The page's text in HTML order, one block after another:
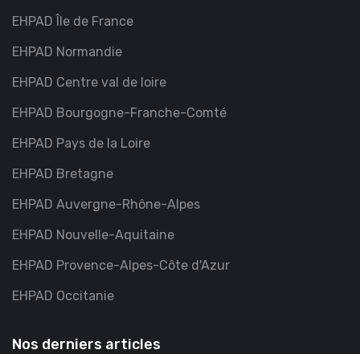
EHPAD Île de France
EHPAD Normandie
EHPAD Centre val de loire
EHPAD Bourgogne-Franche-Comté
EHPAD Pays de la Loire
EHPAD Bretagne
EHPAD Auvergne-Rhône-Alpes
EHPAD Nouvelle-Aquitaine
EHPAD Provence-Alpes-Côte d'Azur
EHPAD Occitanie
Nos derniers articles